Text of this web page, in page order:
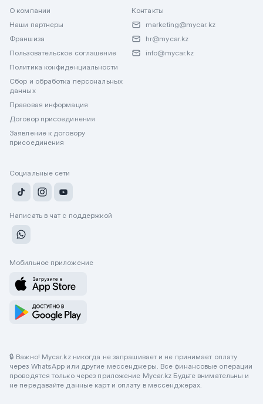
О компании
Наши партнеры
Франшиза
Пользовательское соглашение
Политика конфиденциальности
Сбор и обработка персональных
данных
Правовая информация
Договор присоединения
Заявление к договору
присоединения
Контакты
marketing@mycar.kz
hr@mycar.kz
info@mycar.kz
Социальные сети
Написать в чат с поддержкой
Мобильное приложение
🔒 Важно! Mycar.kz никогда не запрашивает и не принимает оплату
через WhatsApp или другие мессенджеры. Все финансовые операции
проводятся только через приложение Mycar.kz Будьте внимательны и
не передавайте данные карт и оплату в мессенджерах.